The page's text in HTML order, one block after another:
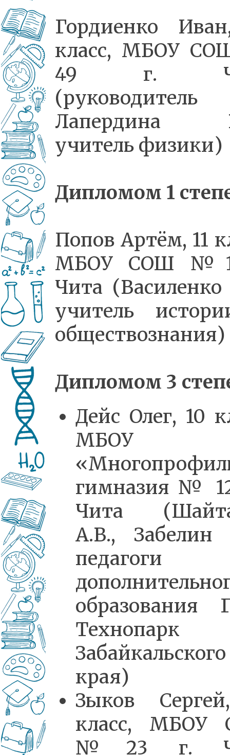
Гордиенко
класс, МБОУ
49 г.
(руководитель
Лапердина
учитель физики)
Дипломом 1
Попов Артём, 11
МБОУ СОШ
Чита (Василенко
учитель
обществознания)
Дипломом 3
Дейс Олег, 10
МБОУ
гимназия №
Чита
А.В., Забелин
педагоги
образования
Технопарк
Забайкальского
края)
Зыков
класс, МБОУ
№23 г.